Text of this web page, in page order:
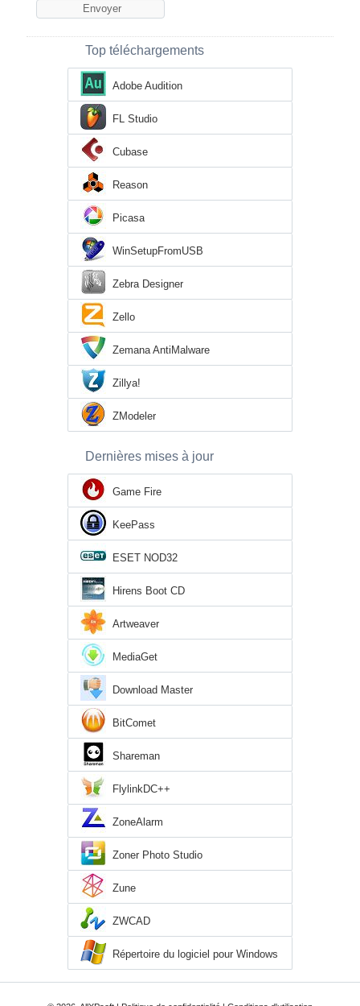
Top téléchargements
Adobe Audition
FL Studio
Cubase
Reason
Picasa
WinSetupFromUSB
Zebra Designer
Zello
Zemana AntiMalware
Zillya!
ZModeler
Dernières mises à jour
Game Fire
KeePass
ESET NOD32
Hirens Boot CD
Artweaver
MediaGet
Download Master
BitComet
Shareman
FlylinkDC++
ZoneAlarm
Zoner Photo Studio
Zune
ZWCAD
Répertoire du logiciel pour Windows
XP